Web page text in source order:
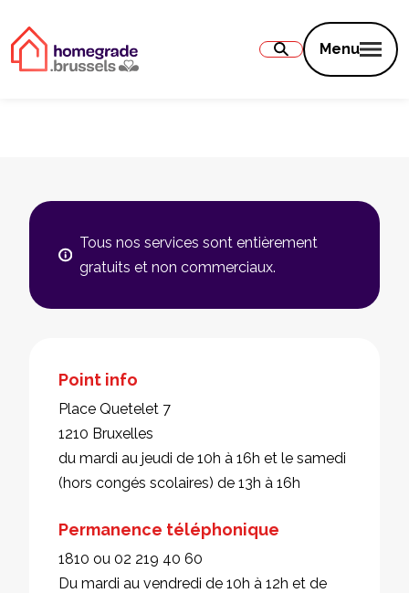
Menu
Tous nos services sont entièrement
gratuits et non commerciaux.
Point info
Place Quetelet 7
1210 Bruxelles
du mardi au jeudi de 10h à 16h et le samedi
(hors congés scolaires) de 13h à 16h
Permanence téléphonique
1810 ou 02 219 40 60
Du mardi au vendredi de 10h à 12h et de